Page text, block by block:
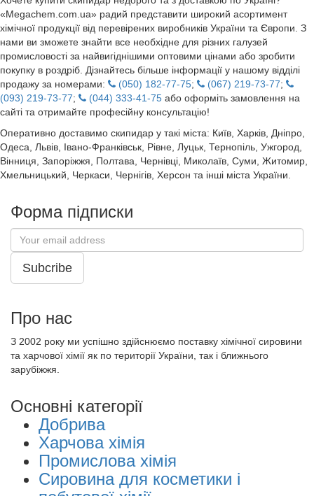
«Megachem.com.ua» радий представити широкий асортимент
хімічної продукції від перевірених виробників України та Європи. З
нами ви зможете знайти все необхідне для різних галузей
промисловості за найвигіднішими оптовими цінами або зробити
покупку в роздріб. Дізнайтесь більше інформації у нашому відділі
продажу за номерами:
(050) 182-77-75; (067) 219-73-77;
(093) 219-73-77; (044) 333-41-75 або оформіть замовлення на
сайті та отримайте професійну консультацію!
Оперативно доставимо скипидар у такі міста: Київ, Харків, Дніпро,
Одеса, Львів, Івано-Франківськ, Рівне, Луцьк, Тернопіль, Ужгород,
Вінниця, Запоріжжя, Полтава, Чернівці, Миколаїв, Суми, Житомир,
Хмельницький, Черкаси, Чернігів, Херсон та інші міста України.
Форма підписки
Subcribe
Про нас
З 2002 року ми успішно здійснюємо поставку хімічної сировини
та харчової хімії як по території України, так і ближнього
зарубіжжя.
Основні категорії
Добрива
Харчова хімія
Промислова хімія
Сировина для косметики і